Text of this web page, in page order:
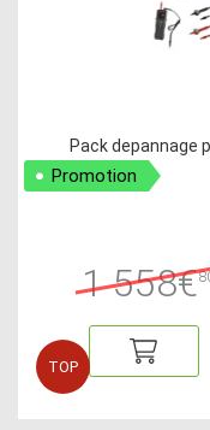
Pack depannage
Promotion
1 558€
TOP